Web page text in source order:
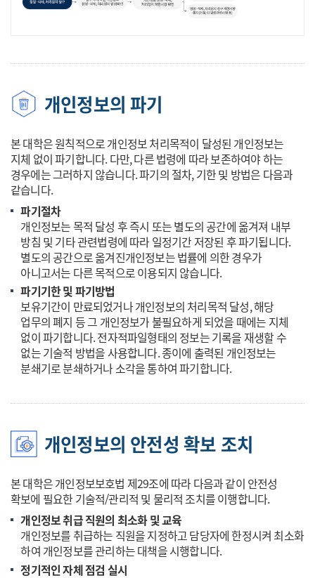
3. 열람결정 통지(허용/제한/연기) -> 열람
3. 열람결정 통지(거부)
정정ㆍ삭제, 처리정지 청구
1. 청구 주체 확인 및 개인정보 정정ㆍ삭제, 처리정지 범위확인
2. 개인정보 정정ㆍ삭제, 처리정지 제한사항 확인
3. 정정ㆍ삭제, 처리정지 결과통지
3. 정정ㆍ삭제, 처리정지 청구 제한사항 통지(거절, 타 법령관련사
개인정보의 파기
본 대학은 원칙적으로 개인정보 처리목적이 달성된 개인정보는
지체 없이 파기합니다. 다만, 다른 법령에 따라 보존하여야 하는
경우에는 그러하지 않습니다. 파기의 절차, 기한 및 방법은 다음과
같습니다.
파기절차
개인정보는 목적 달성 후 즉시 또는 별도의 공간에 옮겨져 내부
방침 및 기타 관련법령에 따라 일정기간 저장된 후 파기됩니다.
별도의 공간으로 옮겨진개인정보는 법률에 의한 경우가
아니고서는 다른 목적으로 이용되지 않습니다.
파기기한 및 파기방법
보유기간이 만료되었거나 개인정보의 처리목적 달성, 해당
업무의 폐지 등 그 개인정보가 불필요하게 되었을 때에는 지체
없이 파기합니다. 전자적파일형태의 정보는 기록을 재생할 수
없는 기술적 방법을 사용합니다. 종이에 출력된 개인정보는
분쇄기로 분쇄하거나 소각을 통하여 파기합니다.
개인정보의 안전성 확보 조치
본 대학은 개인정보보호법 제29조에 따라 다음과 같이 안전성
확보에 필요한 기술적/관리적 및 물리적 조치를 이행합니다.
개인정보 취급 직원의 최소화 및 교육
개인정보를 취급하는 직원을 지정하고 담당자에 한정시켜 최소화
하여 개인정보를 관리하는 대책을 시행합니다.
정기적인 자체 점검 실시